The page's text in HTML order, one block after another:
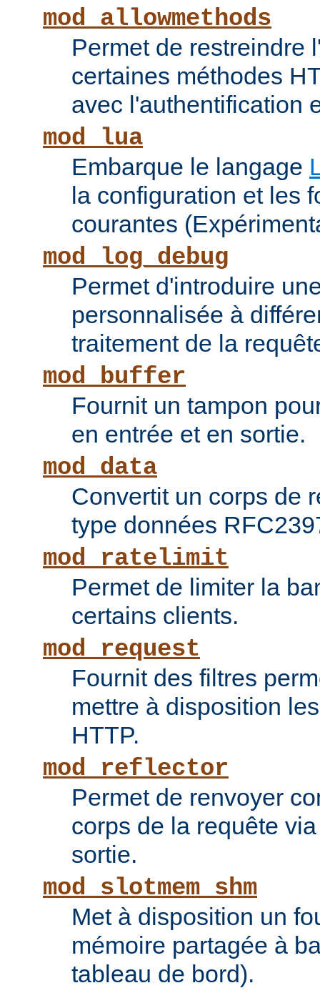
mod_allowmethods
Permet de restreindre
certaines méthodes
avec l'authentification
mod_lua
Embarque le langage
la configuration et les
courantes
mod_log_debug
Permet d'introduire
personnalisée à
traitement de la
mod_buffer
Fournit un tampon
en entrée et en sortie.
mod_data
Convertit un corps de
type données
mod_ratelimit
Permet de limiter la
certains clients.
mod_request
Fournit des filtres
mettre à disposition
HTTP.
mod_reflector
Permet de renvoyer
corps de la requête
sortie.
mod_slotmem_shm
Met à disposition un
mémoire partagée à
tableau de bord).